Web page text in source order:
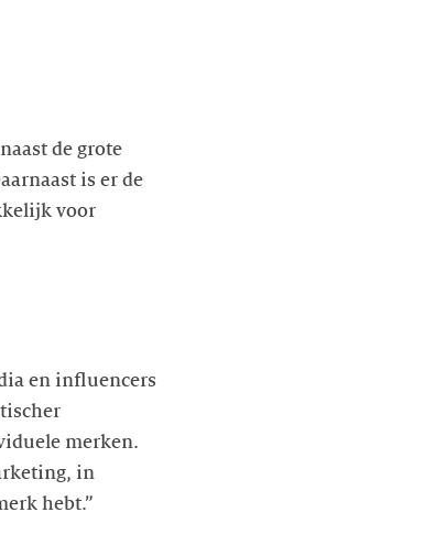
de grote
is er de
voor
en influencers
merken.
in
hebt.”